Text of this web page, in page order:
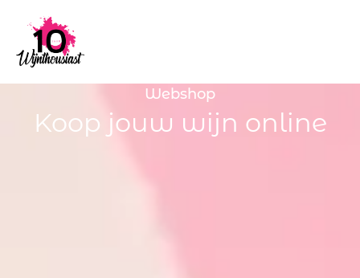
Webshop
Koop jouw wijn online